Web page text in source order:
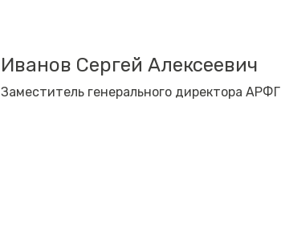
Иванов Сергей Алексеевич
Заместитель генерального директора АРФГ